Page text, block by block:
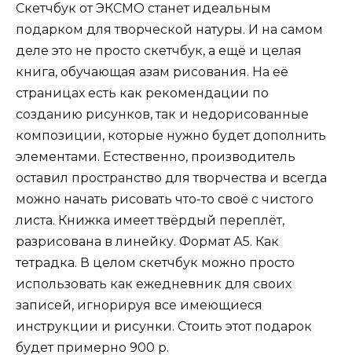
Скетчбук от ЭКСМО станет идеальным
подарком для творческой натуры. И на самом
деле это не просто скетчбук, а ещё и целая
книга, обучающая азам рисования. На её
страницах есть как рекомендации по
созданию рисунков, так и недорисованные
композиции, которые нужно будет дополнить
элементами. Естественно, производитель
оставил пространство для творчества и всегда
можно начать рисовать что-то своё с чистого
листа. Книжка имеет твёрдый переплёт,
разрисована в линейку. Формат А5. Как
тетрадка. В целом скетчбук можно просто
использовать как ежедневник для своих
записей, игнорируя все имеющиеся
инструкции и рисунки. Стоить этот подарок
будет примерно 900 р.